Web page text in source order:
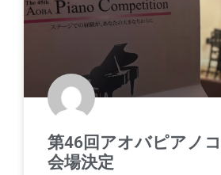
第46回アオバピアノ
会場決定